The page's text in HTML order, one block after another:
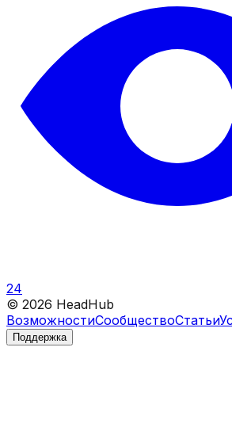
24
© 2026 HeadHub
ВозможностиСообществоСтатьи
Поддержка